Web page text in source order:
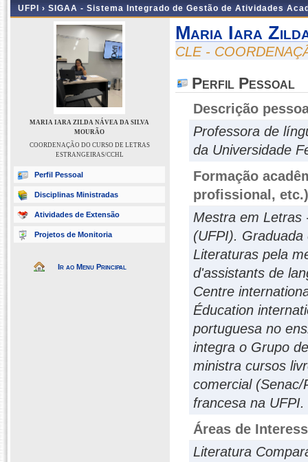
UFPI › SIGAA - Sistema Integrado de Gestão de Atividades
MARIA IARA ZILDA NÁVEA DA SILVA
MOURÃO
COORDENAÇÃO DO CURSO DE LETRAS
ESTRANGEIRAS/CCHL
Perfil Pessoal
Disciplinas Ministradas
Atividades de Extensão
Projetos de Monitoria
Ir ao Menu Principal
Maria Iara
CLE -
Perfil Pessoal
Descrição
Professora de
da Universidade
Formação
profissional, etc.)
Mestra em Letras
(UFPI).
Literaturas pela
d'assistants de
Centre
Éducation
portuguesa no
integra o Grupo
ministra cursos
comercial
francesa na UFPI.
Áreas de
Literatura